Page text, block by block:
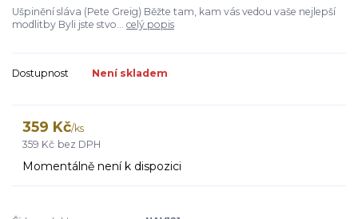
Ušpinění sláva (Pete Greig) Běžte tam, kam vás vedou vaše nejlepší
modlitby Byli jste stvo... celý popis
Dostupnost Není skladem
359 Kč/ks
359 Kč bez DPH
Momentálně není k dispozici